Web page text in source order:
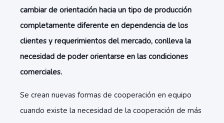
cambiar de orientación hacia un tipo de producción
completamente diferente en dependencia de los
clientes y requerimientos del mercado, conlleva la
necesidad de poder orientarse en las condiciones
comerciales.
Se crean nuevas formas de cooperación en equipo
cuando existe la necesidad de la cooperación de más